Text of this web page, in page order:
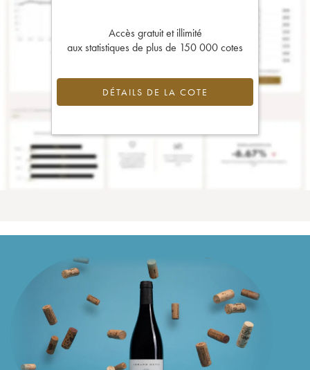
Accès gratuit et illimité
aux statistiques de plus de 150 000 cotes
DÉTAILS DE LA COTE